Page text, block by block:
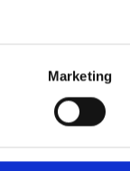
Marketing